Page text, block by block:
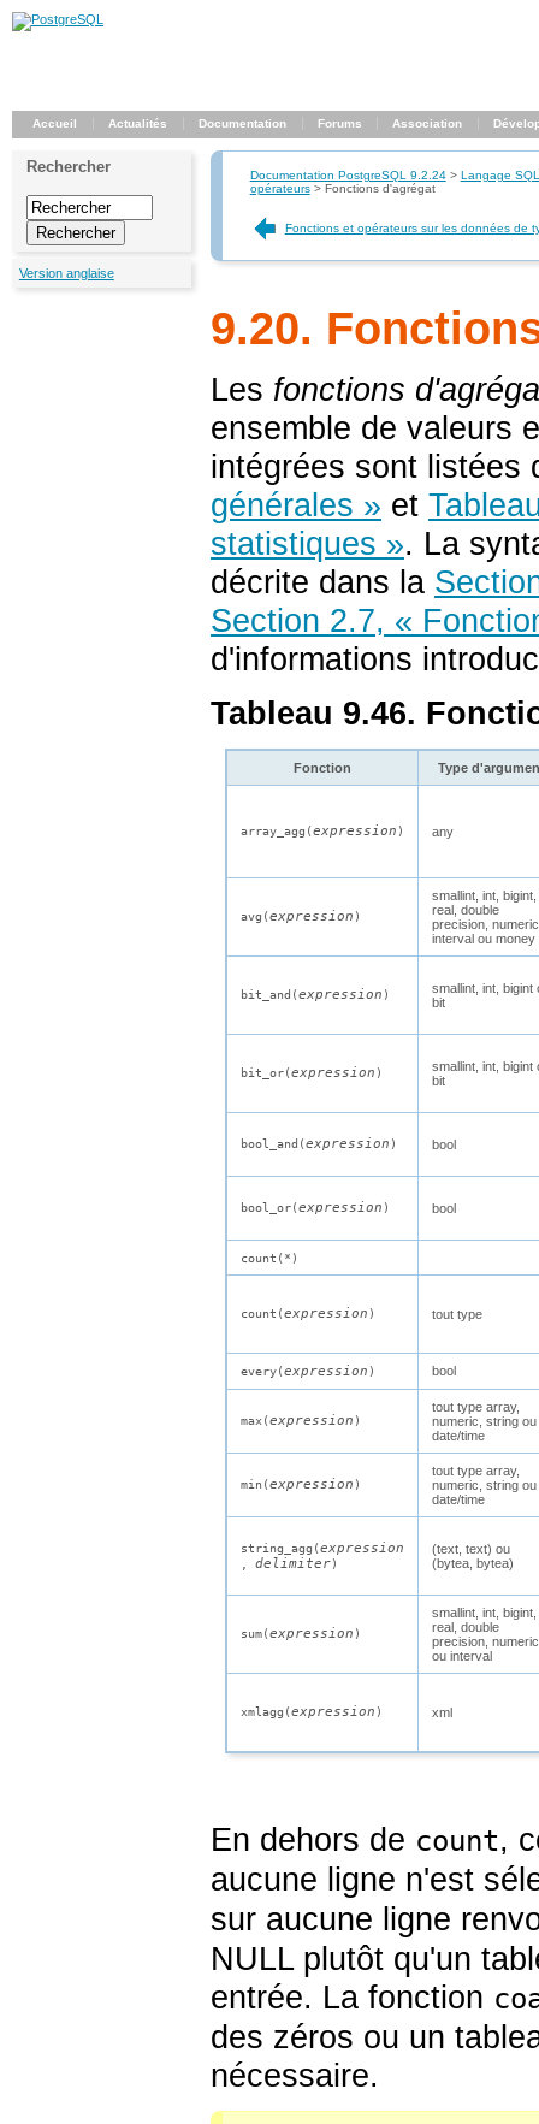
Accueil Actualités Documentation Forums Association
Rechercher
Version anglaise
Documentation PostgreSQL 9.2.24> Langage SQL
opérateurs> Fonctions d'agrégat
Fonctions et opérateurs sur les données de
9.20.
Les fonctions
ensemble de valeurs
intégrées sont listées
générales » et
statistiques ». La
décrite dans la
Section 2.7, «
d'informations
Tableau 9.46.
Fonction Type
array_agg(expression ) any
avg(expression )
smallint, int, bigint,
real
double
precision, numeric
interval ou money
bit_and(expression ) smallint, int, bigint
bit
bit_or(expression ) smallint, int, bigint
bit
bool_and(expression ) bool
bool_or(expression ) bool
count(*)
count(expression ) tout type
every(expression ) bool
max(expression )
tout type array,
numeric stringou
date/time
min(expression )
tout type array,
numeric stringou
date/time
string_agg(expression
, delimiter)
(text, text) ou
(bytea, bytea)
sum(expression )
smallint, int, bigint,
real
double
precision, numeric
ou interval
xmlagg(expression ) xml
En dehors de count,
aucune ligne n'est
sur aucune ligne
NULL plutôt qu'un
entrée. La fonction
des zéros ou un
nécessaire.